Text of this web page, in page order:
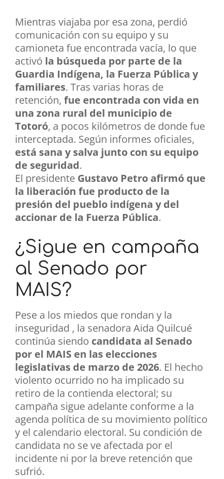
Mientras viajaba por esa zona, perdió
comunicación con su equipo y su
camioneta fue encontrada vacía, lo que
activó la búsqueda por parte de la
Guardia Indígena, la Fuerza Pública y
familiares. Tras varias horas de
retención, fue encontrada con vida en
una zona rural del municipio de
Totoró, a pocos kilómetros de donde fue
interceptada. Según informes oficiales,
está sana y salva junto con su equipo
de seguridad.
El presidente Gustavo Petro afirmó que
la liberación fue producto de la
presión del pueblo indígena y del
accionar de la Fuerza Pública.
¿Sigue en campaña
al Senado por
MAIS?
Pese a los miedos que rondan y la
inseguridad , la senadora Aida Quilcué
continúa siendo candidata al Senado
por el MAIS en las elecciones
legislativas de marzo de 2026. El hecho
violento ocurrido no ha implicado su
retiro de la contienda electoral; su
campaña sigue adelante conforme a la
agenda política de su movimiento político
y el calendario electoral. Su condición de
candidata no se ve afectada por el
incidente ni por la breve retención que
sufrió.